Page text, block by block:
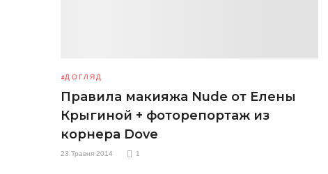
ДОГЛЯД
Правила макияжа Nude от Елены
Крыгиной + фоторепортаж из
корнера Dove
23 Травня 2014 1